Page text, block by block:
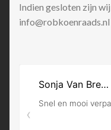
Indien gesloten zijn
info@robkoenraads.nl